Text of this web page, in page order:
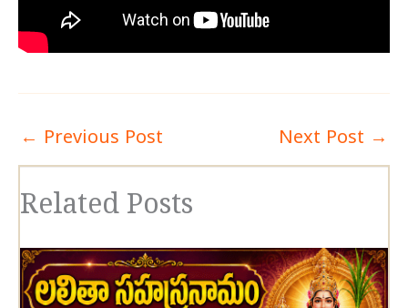
← Previous Post Next Post →
Related Posts